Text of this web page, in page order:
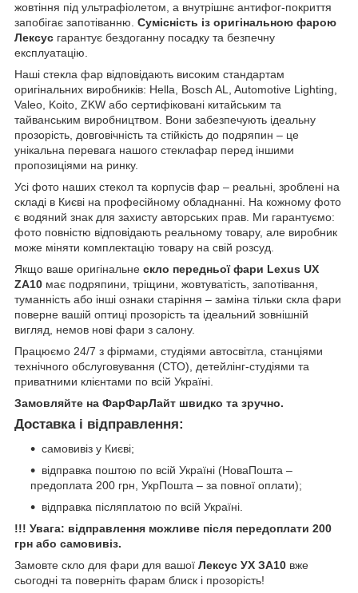
жовтіння під ультрафіолетом, а внутрішнє антифог-покриття
запобігає запотіванню. Сумісність із оригінальною фарою
Лексус гарантує бездоганну посадку та безпечну
експлуатацію.
Наші стекла фар відповідають високим стандартам
оригінальних виробників: Hella, Bosch AL, Automotive Lighting,
Valeo, Koito, ZKW або сертифіковані китайським та
тайванським виробництвом. Вони забезпечують ідеальну
прозорість, довговічність та стійкість до подряпин – це
унікальна перевага нашого стеклафар перед іншими
пропозиціями на ринку.
Усі фото наших стекол та корпусів фар – реальні, зроблені на
складі в Києві на професійному обладнанні. На кожному фото
є водяний знак для захисту авторських прав. Ми гарантуємо:
фото повністю відповідають реальному товару, але виробник
може міняти комплектацію товару на свій розсуд.
Якщо ваше оригінальне скло передньої фари Lexus UX
ZA10 має подряпини, тріщини, жовтуватість, запотівання,
туманність або інші ознаки старіння – заміна тільки скла фари
поверне вашій оптиці прозорість та ідеальний зовнішній
вигляд, немов нові фари з салону.
Працюємо 24/7 з фірмами, студіями автосвітла, станціями
технічного обслуговування (СТО), детейлінг-студіями та
приватними клієнтами по всій Україні.
Замовляйте на ФарФарЛайт швидко та зручно.
Доставка і відправлення:
самовивіз у Києві;
відправка поштою по всій Україні (НоваПошта –
предоплата 200 грн, УкрПошта – за повної оплати);
відправка післяплатою по всій Україні.
!!! Увага: відправлення можливе після передоплати 200
грн або самовивіз.
Замовте скло для фари для вашої Лексус УХ ЗА10 вже
сьогодні та поверніть фарам блиск і прозорість!